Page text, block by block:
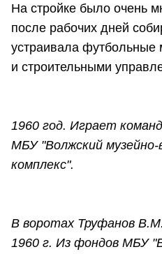
На стройке было очень
после рабочих дней
устраивала футбольные
и строительными
1960 год. Играет
МБУ "Волжский
комплекс".
В воротах Труфанов
1960 г. Из фондов МБУ